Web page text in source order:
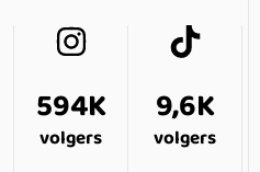
594K
volgers
9,6K
volgers